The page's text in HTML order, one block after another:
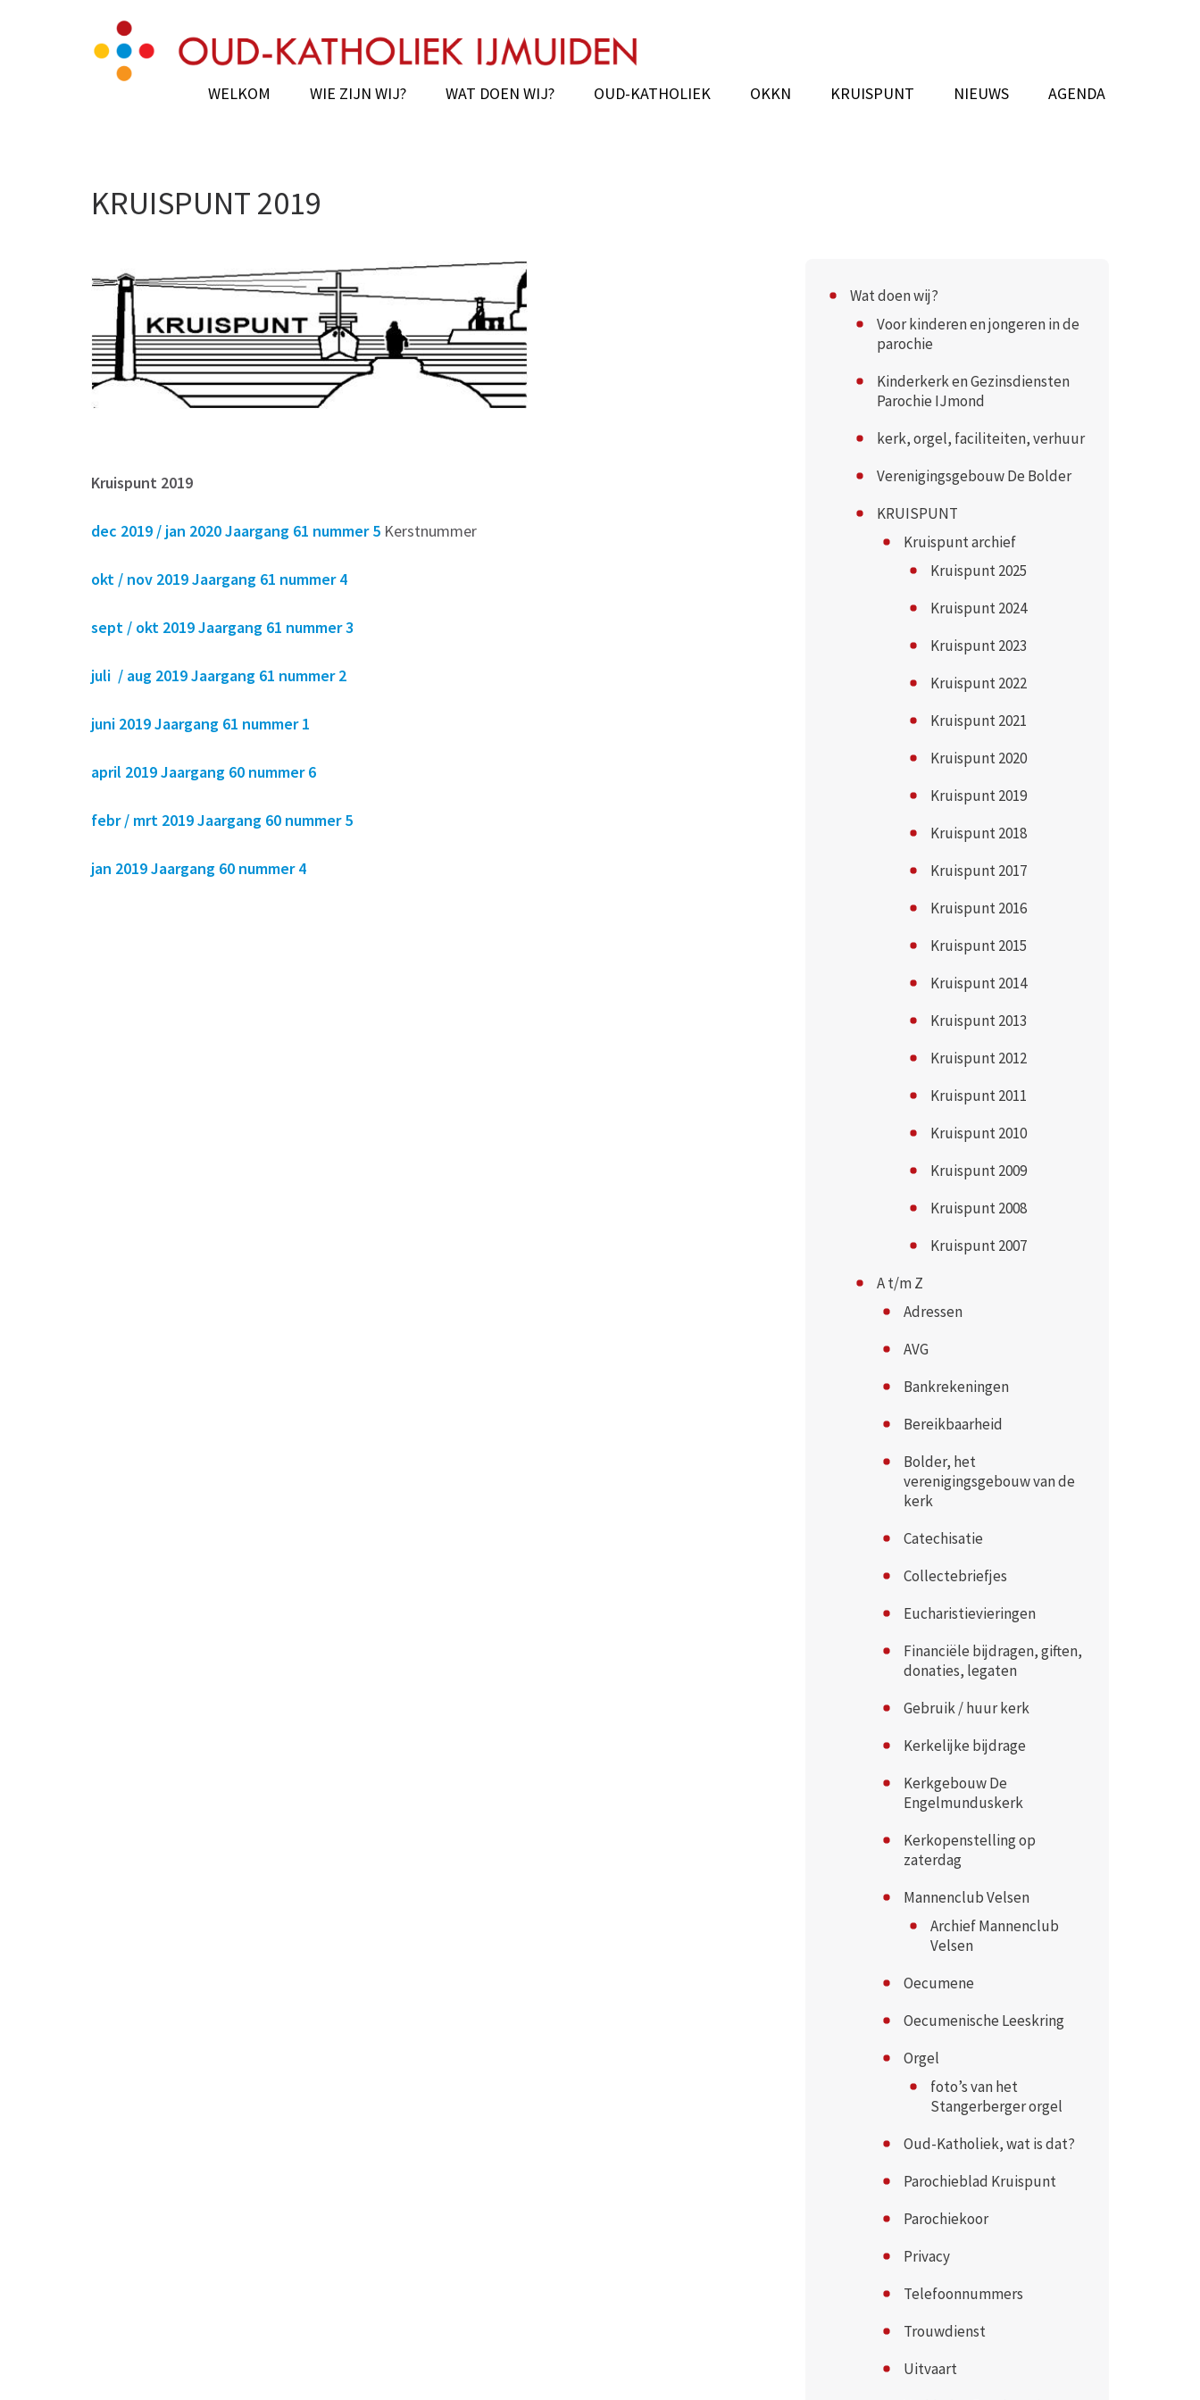
Oud-Katholieke Parochie IJmond
WELKOM WIE ZIJN WIJ? WAT DOEN WIJ? OUD-KATHOLIEK OKKN KRUISPUNT NIEUWS AGENDA
KRUISPUNT 2019
Kruispunt 2019
dec 2019 / jan 2020 Jaargang 61 nummer 5 Kerstnummer
okt / nov 2019 Jaargang 61 nummer 4
sept / okt 2019 Jaargang 61 nummer 3
juli / aug 2019 Jaargang 61 nummer 2
juni 2019 Jaargang 61 nummer 1
april 2019 Jaargang 60 nummer 6
febr / mrt 2019 Jaargang 60 nummer 5
jan 2019 Jaargang 60 nummer 4
Wat doen wij?
Voor kinderen en jongeren in de
parochie
Kinderkerk en Gezinsdiensten
Parochie IJmond
kerk, orgel, faciliteiten, verhuur
Verenigingsgebouw De Bolder
KRUISPUNT
Kruispunt archief
Kruispunt 2025
Kruispunt 2024
Kruispunt 2023
Kruispunt 2022
Kruispunt 2021
Kruispunt 2020
Kruispunt 2019
Kruispunt 2018
Kruispunt 2017
Kruispunt 2016
Kruispunt 2015
Kruispunt 2014
Kruispunt 2013
Kruispunt 2012
Kruispunt 2011
Kruispunt 2010
Kruispunt 2009
Kruispunt 2008
Kruispunt 2007
A t/m Z
Adressen
AVG
Bankrekeningen
Bereikbaarheid
Bolder, het
verenigingsgebouw van de
kerk
Catechisatie
Collectebriefjes
Eucharistievieringen
Financiële bijdragen, giften,
donaties, legaten
Gebruik / huur kerk
Kerkelijke bijdrage
Kerkgebouw De
Engelmunduskerk
Kerkopenstelling op
zaterdag
Mannenclub Velsen
Archief Mannenclub
Velsen
Oecumene
Oecumenische Leeskring
Orgel
foto’s van het
Stangerberger orgel
Oud-Katholiek, wat is dat?
Parochieblad Kruispunt
Parochiekoor
Privacy
Telefoonnummers
Trouwdienst
Uitvaart